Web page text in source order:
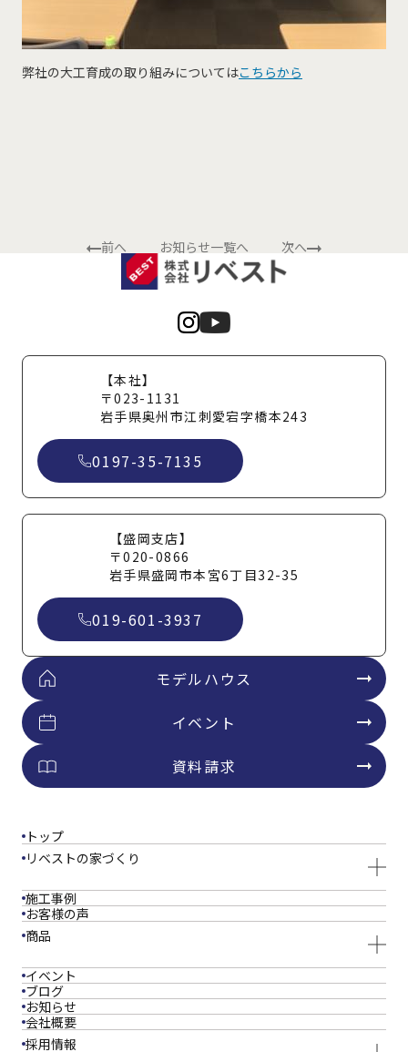
弊社の大工育成の取り組みについてはこちらから
前へ お知らせ一覧へ 次へ
【本社】
〒023-1131
岩手県奥州市江刺愛宕字橋本243
0197-35-7135
【盛岡支店】
〒020-0866
岩手県盛岡市本宮6丁目32-35
019-601-3937
モデルハウス
イベント
資料請求
トップ
リベストの家づくり
施工事例
お客様の声
商品
イベント
ブログ
お知らせ
会社概要
採用情報